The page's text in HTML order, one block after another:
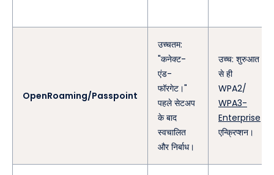
OpenRoaming/Passpoint
उच्चतम:
"कनेक्ट-
एंड-
फॉरगेट।"
पहले सेटअप
के बाद
स्वचालित
और निर्बाध।
उच्च: शुरुआत
से ही
WPA2/
WPA3-
Enterprise
एन्क्रिप्शन।